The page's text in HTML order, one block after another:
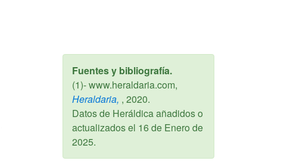
Fuentes y bibliografía.
(1)- www.heraldaria.com,
Heraldaria, , 2020.
Datos de Heráldica añadidos o
actualizados el 16 de Enero de
2025.